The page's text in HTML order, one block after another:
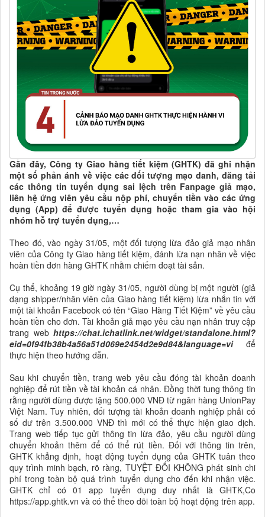
Gần đây, Công ty Giao hàng tiết kiệm (GHTK) đã ghi nhận
một số phản ánh về việc các đối tượng mạo danh, đăng tải
các thông tin tuyển dụng sai lệch trên Fanpage giả mạo,
liên hệ ứng viên yêu cầu nộp phí, chuyển tiền vào các ứng
dụng (App) để được tuyển dụng hoặc tham gia vào hội
nhóm hỗ trợ tuyển dụng,…
Theo đó, vào ngày 31/05, một đối tượng lừa đảo giả mạo nhân
viên của Công ty Giao hàng tiết kiệm, đánh lừa nạn nhân về việc
hoàn tiền đơn hàng GHTK nhằm chiếm đoạt tài sản.
Cụ thể, khoảng 19 giờ ngày 31/05, người dùng bị một người (giả
dạng shipper/nhân viên của Giao hàng tiết kiệm) lừa nhắn tin với
một tài khoản Facebook có tên “Giao Hàng Tiết Kiệm” về yêu cầu
hoàn tiền cho đơn. Tài khoản giả mạo yêu cầu nạn nhân truy cập
trang web https://chat.ichatlink.net/widget/standalone.html?
eid=0f94fb38b4a56a51d069e2454d2e9d84&language=viđể
thực hiện theo hướng dẫn.
Sau khi chuyển tiền, trang web yêu cầu đóng tài khoản doanh
nghiệp để rút tiền về tài khoản cá nhân. Đồng thời tung thông tin
rằng người dùng được tặng 500.000 VNĐ từ ngân hàng UnionPay
Việt Nam. Tuy nhiên, đối tượng tài khoản doanh nghiệp phải có
số dư trên 3.500.000 VNĐ thì mới có thể thực hiện giao dịch.
Trang web tiếp tục gửi thông tin lừa đảo, yêu cầu người dùng
chuyển khoản thêm để có thể rút tiền. Đối với thông tin trên,
GHTK khẳng định, hoạt động tuyển dụng của GHTK tuân theo
quy trình minh bạch, rõ ràng, TUYỆT ĐỐI KHÔNG phát sinh chi
phí trong toàn bộ quá trình tuyển dụng cho đến khi nhận việc.
GHTK chỉ có 01 app tuyển dụng duy nhất là GHTK,Co
https://app.ghtk.vn và có thể theo dõi toàn bộ hoạt động trên app.